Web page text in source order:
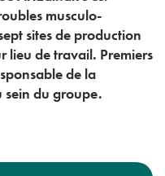
musculo-
sites de production
lieu de travail. Premiers
de la
sein du groupe.